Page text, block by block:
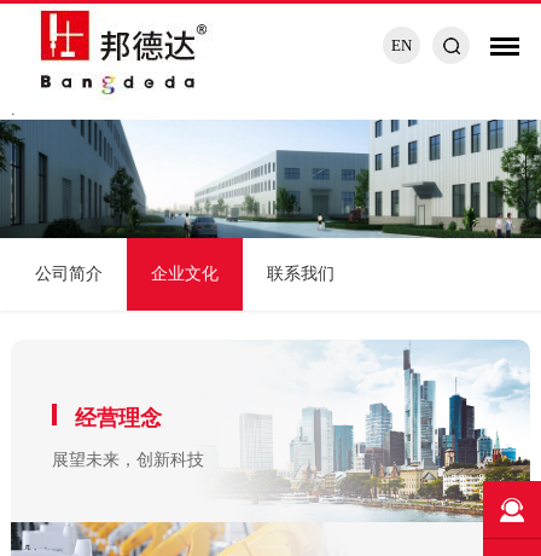
.
EN
公司简介 企业文化 联系我们
经营理念
展望未来，创新科技